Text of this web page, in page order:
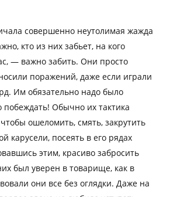
совершенно неутолимая жажда
кто из них забьет, на кого
— важно забить. Они просто
поражений, даже если играли
Им обязательно надо было
побеждать! Обычно их тактика
ошеломить, смять, закрутить
карусели, посеять в его рядах
этим, красиво забросить
был уверен в товарище, как в
они все без оглядки. Даже на